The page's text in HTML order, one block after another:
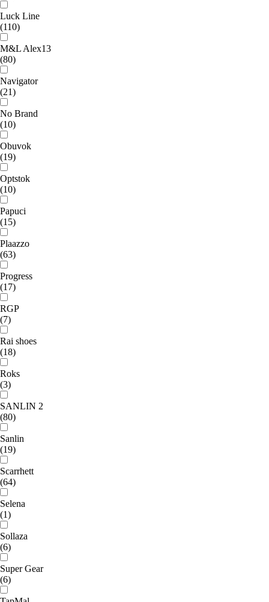
Luck Line
(110)
M&L Alex13
(80)
Navigator
(21)
No Brand
(10)
Obuvok
(19)
Optstok
(10)
Papuci
(15)
Plaazzo
(63)
Progress
(17)
RGP
(7)
Rai shoes
(18)
Roks
(3)
SANLIN 2
(80)
Sanlin
(19)
Scarrhett
(64)
Selena
(1)
Sollaza
(6)
Super Gear
(6)